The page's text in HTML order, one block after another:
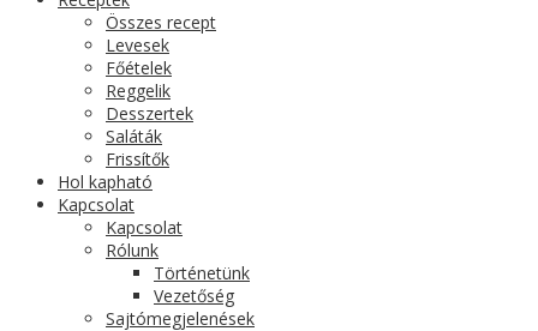
Összes recept
Levesek
Főételek
Reggelik
Desszertek
Saláták
Frissítők
Hol kapható
Kapcsolat
Kapcsolat
Rólunk
Történetünk
Vezetőség
Sajtómegjelenések